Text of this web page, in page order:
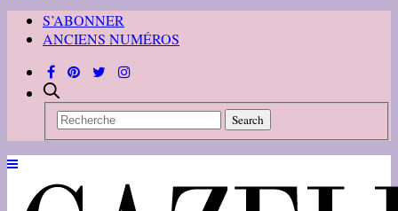
S’ABONNER
ANCIENS NUMÉROS